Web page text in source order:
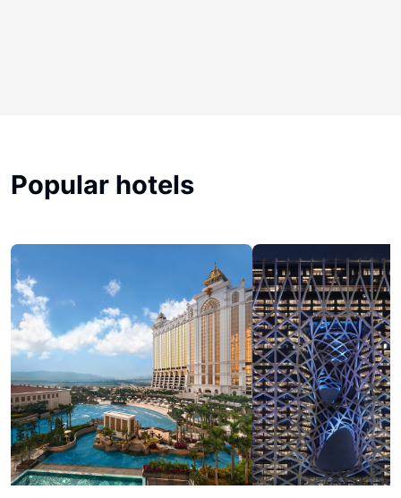
Popular hotels